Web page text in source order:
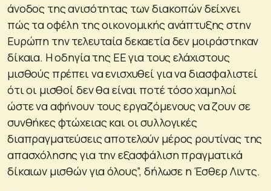
άνοδος της ανισότητας των διακοπών δείχνει
πώς τα οφέλη της οικονομικής ανάπτυξης στην
Ευρώπη την τελευταία δεκαετία δεν μοιράστηκαν
δίκαια. Η οδηγία της ΕΕ για τους ελάχιστους
μισθούς πρέπει να ενισχυθεί για να διασφαλιστεί
ότι οι μισθοί δεν θα είναι ποτέ τόσο χαμηλοί
ώστε να αφήνουν τους εργαζόμενους να ζουν σε
συνθήκες φτώχειας και οι συλλογικές
διαπραγματεύσεις αποτελούν μέρος ρουτίνας της
απασχόλησης για την εξασφάλιση πραγματικά
δίκαιων μισθών για όλους”, δήλωσε η Έσθερ Λιντς.